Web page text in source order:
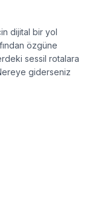
dijital bir yol
özgüne
sessil rotalara
giderseniz